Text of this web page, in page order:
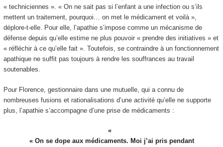
« techniciennes ». « On ne sait pas si l’enfant a une infection ou s’ils
mettent un traitement, pourquoi… on met le médicament et voilà »,
déplore-t-elle. Pour elle, l’apathie s’impose comme un mécanisme de
défense depuis qu’elle estime ne plus pouvoir « prendre des initiatives » et
« réfléchir à ce qu’elle fait ». Toutefois, se contraindre à un fonctionnement
apathique ne suffit pas toujours à rendre les souffrances au travail
soutenables.
Pour Florence, gestionnaire dans une mutuelle, qui a connu de
nombreuses fusions et rationalisations d’une activité qu’elle ne supporte
plus, l’apathie s’accompagne d’une prise de médicaments :
« On se dope aux médicaments. Moi j’ai pris pendant